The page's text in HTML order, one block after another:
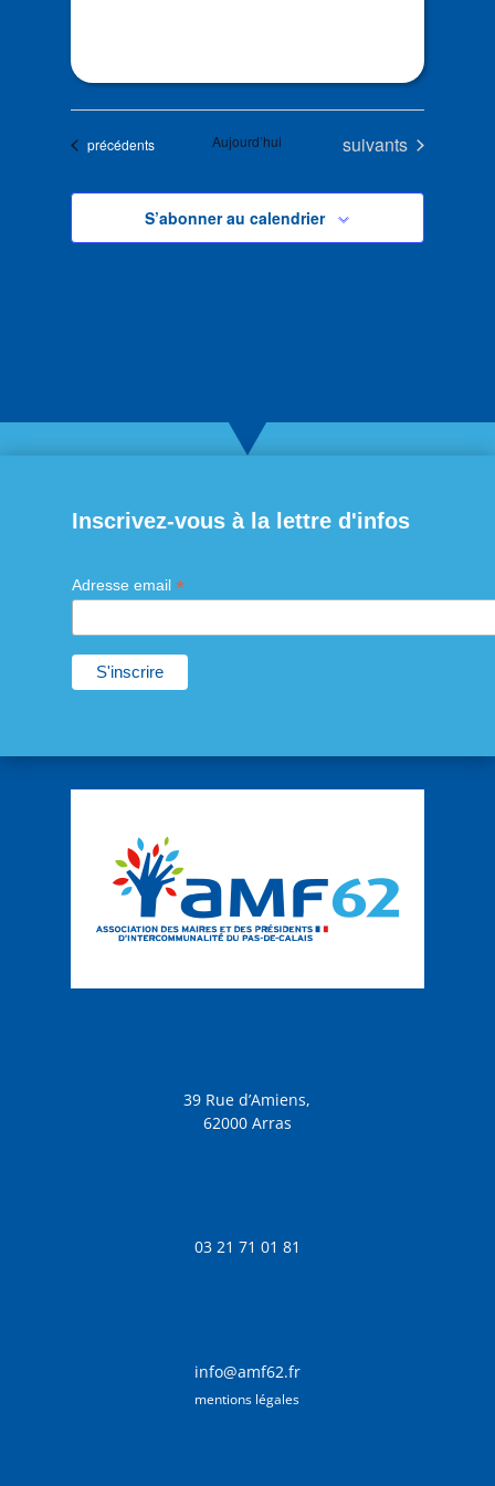
Évènements
précédents Aujourd’hui Évènements
suivants
S’abonner au calendrier
Inscrivez-vous à la lettre d'infos
Adresse email *
39 Rue d’Amiens,
62000 Arras
03 21 71 01 81
info@amf62.fr
mentions légales